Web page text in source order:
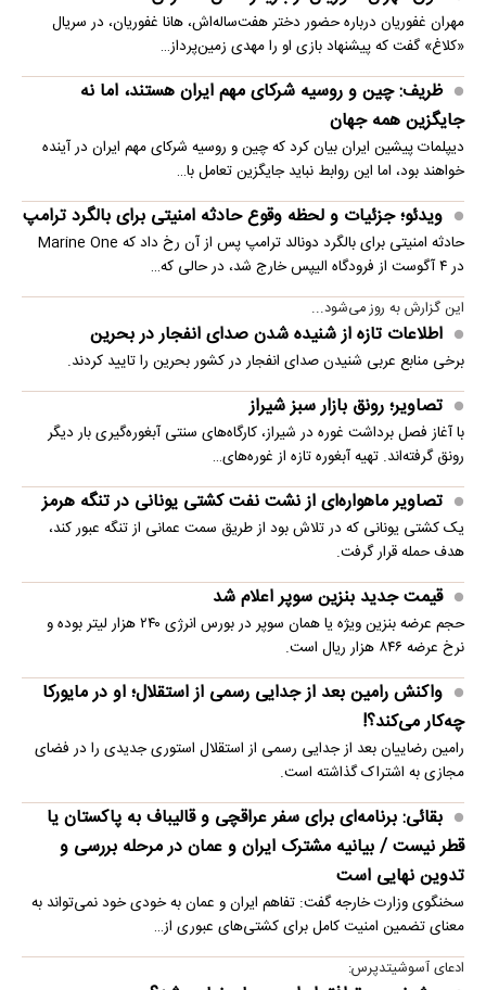
مهران غفوریان درباره حضور دختر هفت‌ساله‌اش، هانا غفوریان، در سریال
«کلاغ» گفت که پیشنهاد بازی او را مهدی زمین‌پرداز…
ظریف: چین و روسیه شرکای مهم ایران هستند، اما نه
جایگزین همه جهان
دیپلمات پیشین ایران بیان کرد که چین و روسیه شرکای مهم ایران در آینده
خواهند بود، اما این روابط نباید جایگزین تعامل با…
ویدئو؛ جزئیات و لحظه وقوع حادثه امنیتی برای بالگرد ترامپ
حادثه امنیتی برای بالگرد دونالد ترامپ پس از آن رخ داد که Marine One
در ۴ آگوست از فرودگاه الیپس خارج شد، در حالی که…
این گزارش به روز می‌شود...
اطلاعات تازه از شنیده شدن صدای انفجار در بحرین
برخی منابع عربی شنیدن صدای انفجار در کشور بحرین را تایید کردند.
تصاویر؛ رونق بازار سبز شیراز
با آغاز فصل برداشت غوره در شیراز، کارگاه‌های سنتی آبغوره‌گیری بار دیگر
رونق گرفته‌اند. تهیه آبغوره تازه از غوره‌های…
تصاویر ماهواره‌ای از نشت نفت کشتی یونانی در تنگه هرمز
یک کشتی یونانی که در تلاش بود از طریق سمت عمانی از تنگه عبور کند،
هدف حمله قرار گرفت.
قیمت جدید بنزین سوپر اعلام شد
حجم عرضه بنزین ویژه یا همان سوپر در بورس انرژی ۲۴۰ هزار لیتر بوده و
نرخ عرضه ۸۴۶ هزار ریال است.
واکنش رامین بعد از جدایی رسمی از استقلال؛ او در مایورکا
چه‌کار می‌کند؟!
رامین رضاییان بعد از جدایی رسمی از استقلال استوری جدیدی را در فضای
مجازی به اشتراک گذاشته است.
بقائی: برنامه‌ای برای سفر عراقچی و قالیباف به پاکستان یا
قطر نیست / بیانیه مشترک ایران و عمان در مرحله بررسی و
تدوین نهایی است
سخنگوی وزارت خارجه گفت: تفاهم ایران و عمان به خودی خود نمی‌تواند به
معنای تضمین امنیت کامل برای کشتی‌های عبوری از…
ادعای آسوشیتدپرس: